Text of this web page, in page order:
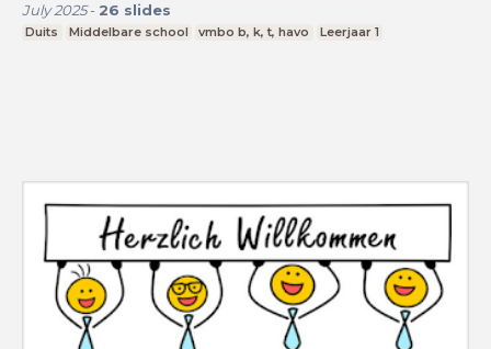
July 2025- 26 slides
Duits Middelbare school vmbo b, k, t, havo Leerjaar 1